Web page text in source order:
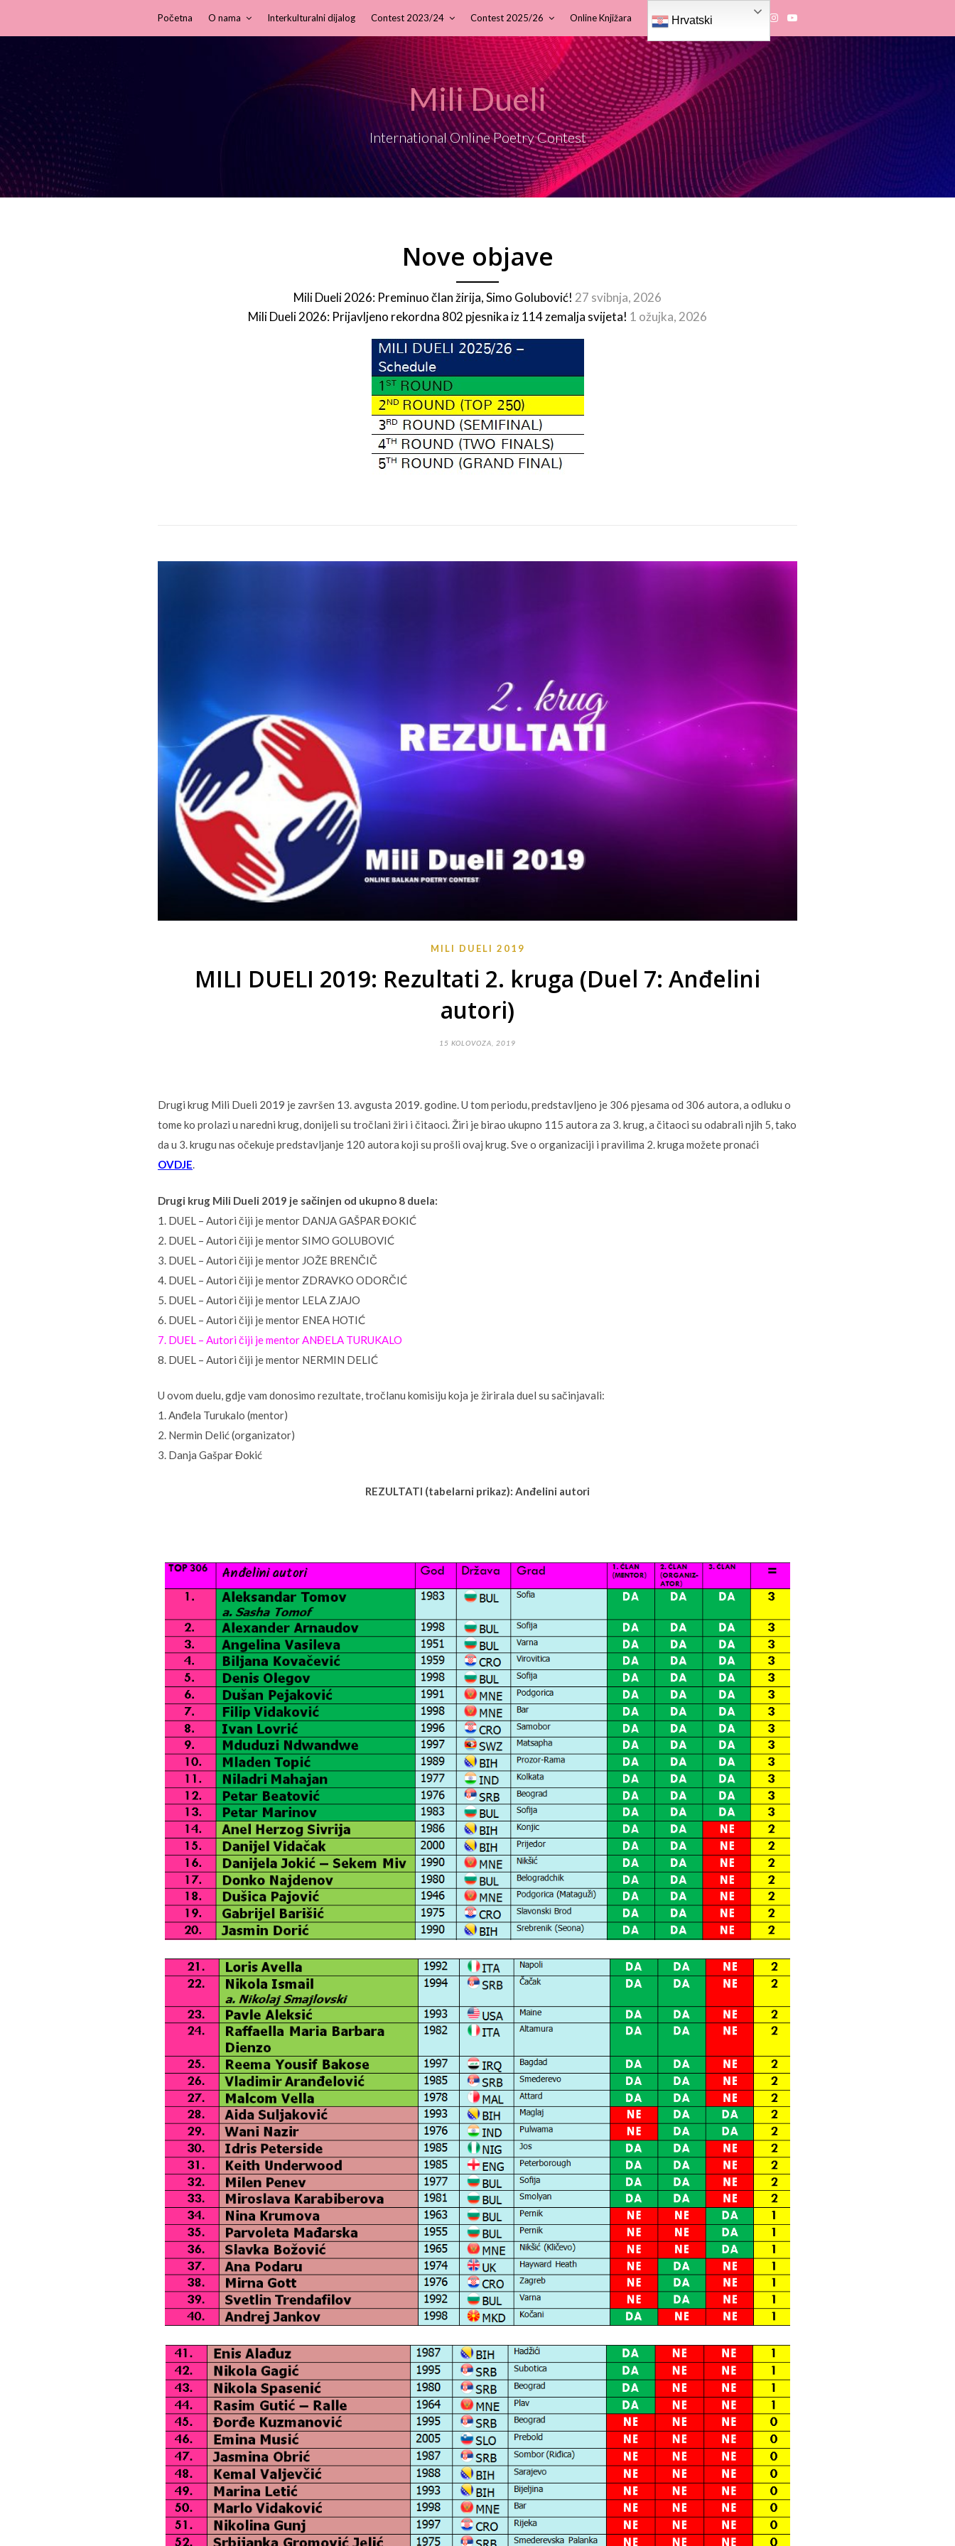
Početna O nama Interkulturalni dijalog Contest 2023/24 Contest 2025/26 Online Knjižara Hrvatski
Mili Dueli
International Online Poetry Contest
Nove objave
Mili Dueli 2026: Preminuo član žirija, Simo Golubović! 27 svibnja, 2026
Mili Dueli 2026: Prijavljeno rekordna 802 pjesnika iz 114 zemalja svijeta! 1 ožujka, 2026
MILI DUELI 2019
MILI DUELI 2019: Rezultati 2. kruga (Duel 7: Anđelini
autori)
15 KOLOVOZA, 2019
Drugi krug Mili Dueli 2019 je završen 13. avgusta 2019. godine. U tom periodu, predstavljeno je 306 pjesama od 306 autora, a odluku o
tome ko prolazi u naredni krug, donijeli su tročlani žiri i čitaoci. Žiri je birao ukupno 115 autora za 3. krug, a čitaoci su odabrali njih 5, tako
da u 3. krugu nas očekuje predstavljanje 120 autora koji su prošli ovaj krug. Sve o organizaciji i pravilima 2. kruga možete pronaći
OVDJE.
Drugi krug Mili Dueli 2019 je sačinjen od ukupno 8 duela:
1. DUEL – Autori čiji je mentor DANJA GAŠPAR ĐOKIĆ
2. DUEL – Autori čiji je mentor SIMO GOLUBOVIĆ
3. DUEL – Autori čiji je mentor JOŽE BRENČIČ
4. DUEL – Autori čiji je mentor ZDRAVKO ODORČIĆ
5. DUEL – Autori čiji je mentor LELA ZJAJO
6. DUEL – Autori čiji je mentor ENEA HOTIĆ
7. DUEL – Autori čiji je mentor ANĐELA TURUKALO
8. DUEL – Autori čiji je mentor NERMIN DELIĆ
U ovom duelu, gdje vam donosimo rezultate, tročlanu komisiju koja je žirirala duel su sačinjavali:
1. Anđela Turukalo (mentor)
2. Nermin Delić (organizator)
3. Danja Gašpar Đokić
REZULTATI (tabelarni prikaz): Anđelini autori